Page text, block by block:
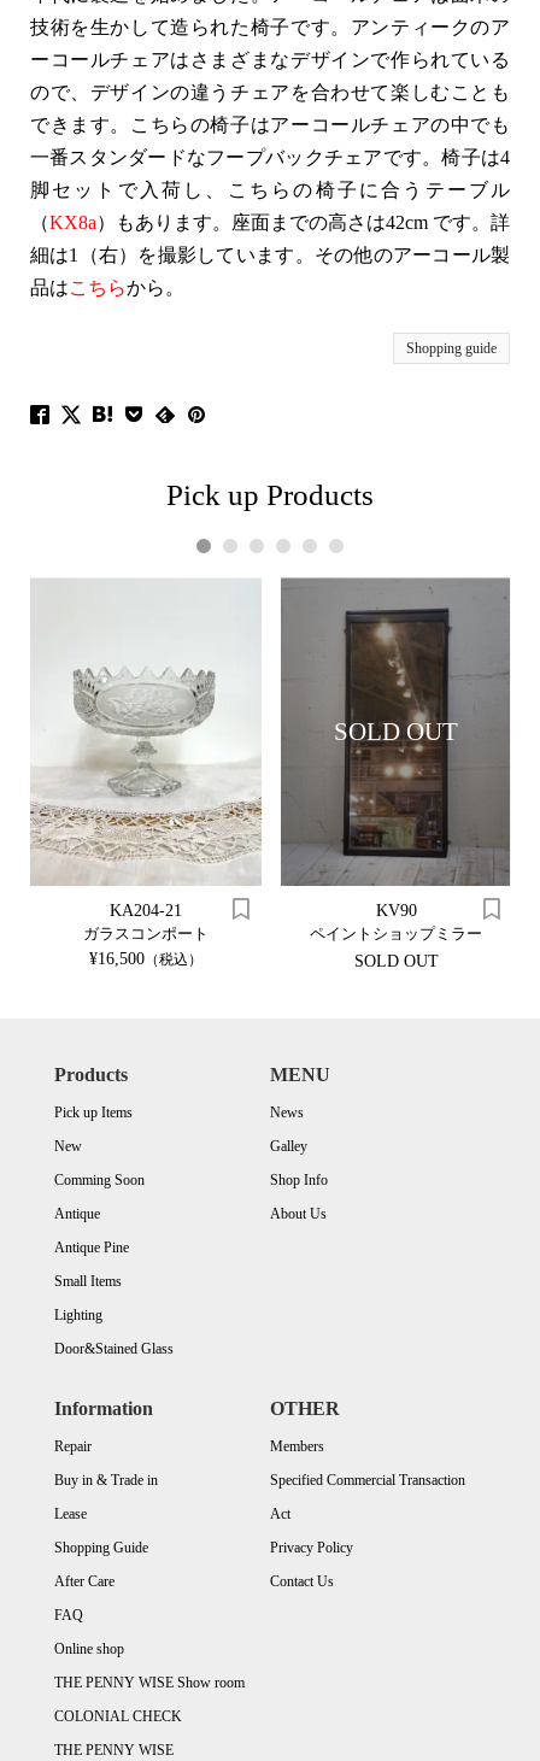
技術を生かして造られた椅子です。アンティークのア
ーコールチェアはさまざまなデザインで作られている
ので、デザインの違うチェアを合わせて楽しむことも
できます。こちらの椅子はアーコールチェアの中でも
一番スタンダードなフープバックチェアです。椅子は4
脚セットで入荷し、こちらの椅子に合うテーブル
（KX8a）もあります。座面までの高さは42cm です。詳
細は1（右）を撮影しています。その他のアーコール製
品はこちらから。
Shopping guide
Pick up Products
KA204-21
ガラスコンポート
¥16,500（税込）
SOLD OUT
KV90
ペイントショップミラー
SOLD OUT
1 2 3 4 5 6
Products
Pick up Items
New
Comming Soon
Antique
Antique Pine
Small Items
Lighting
Door&Stained Glass
MENU
News
Galley
Shop Info
About Us
Information
Repair
Buy in & Trade in
Lease
Shopping Guide
After Care
FAQ
Online shop
THE PENNY WISE Show room
COLONIAL CHECK
THE PENNY WISE
OTHER
Members
Specified Commercial Transaction
Act
Privacy Policy
Contact Us